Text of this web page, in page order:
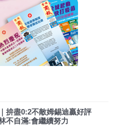
拚盡0:2不敵姆錫迪贏好評
不自滿:會繼續努力